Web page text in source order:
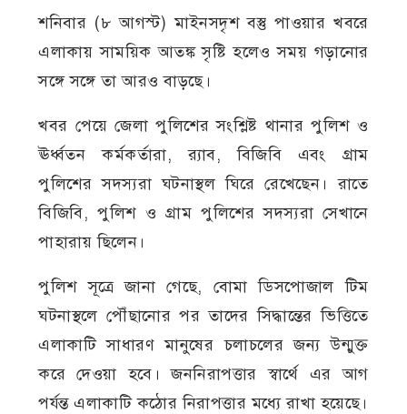
শনিবার (৮ আগস্ট) মাইনসদৃশ বস্তু পাওয়ার খবরে
এলাকায় সাময়িক আতঙ্ক সৃষ্টি হলেও সময় গড়ানোর
সঙ্গে সঙ্গে তা আরও বাড়ছে।
খবর পেয়ে জেলা পুলিশের সংশ্লিষ্ট থানার পুলিশ ও
ঊর্ধ্বতন কর্মকর্তারা, র‍্যাব, বিজিবি এবং গ্রাম
পুলিশের সদস্যরা ঘটনাস্থল ঘিরে রেখেছেন। রাতে
বিজিবি, পুলিশ ও গ্রাম পুলিশের সদস্যরা সেখানে
পাহারায় ছিলেন।
পুলিশ সূত্রে জানা গেছে, বোমা ডিসপোজাল টিম
ঘটনাস্থলে পৌঁছানোর পর তাদের সিদ্ধান্তের ভিত্তিতে
এলাকাটি সাধারণ মানুষের চলাচলের জন্য উন্মুক্ত
করে দেওয়া হবে। জননিরাপত্তার স্বার্থে এর আগ
পর্যন্ত এলাকাটি কঠোর নিরাপত্তার মধ্যে রাখা হয়েছে।